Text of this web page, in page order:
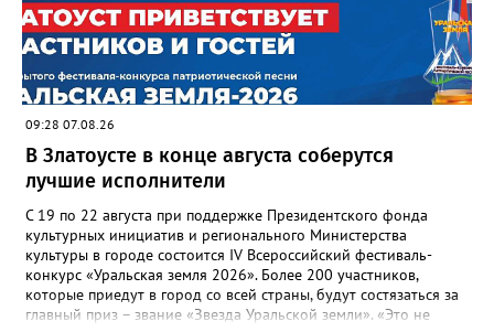
Настенко. В следующий раз, рекомендовали в
Госжилинспекции, службы должны действовать слаженно. И
оперативно делиться информацией со всеми
заинтересованными – от поставщика тепла до конечных
потребителей.
09:28 07.08.26
В Златоусте в конце августа соберутся
лучшие исполнители
С 19 по 22 августа при поддержке Президентского фонда
культурных инициатив и регионального Министерства
культуры в городе состоится IV Всероссийский фестиваль-
конкурс «Уральская земля 2026». Более 200 участников,
которые приедут в город со всей страны, будут состязаться за
главный приз – звание «Звезда Уральской земли». «Это не